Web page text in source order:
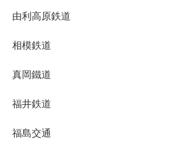
由利高原鉄道
相模鉄道
真岡鐵道
福井鉄道
福島交通